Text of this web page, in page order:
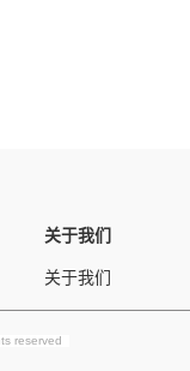
关于我们
关于我们
reserved